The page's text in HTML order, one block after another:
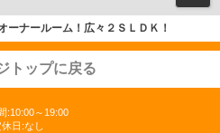
ーナールーム！広々２ＳＬＤＫ！
トップに戻る
:10:00～19:00
日:なし